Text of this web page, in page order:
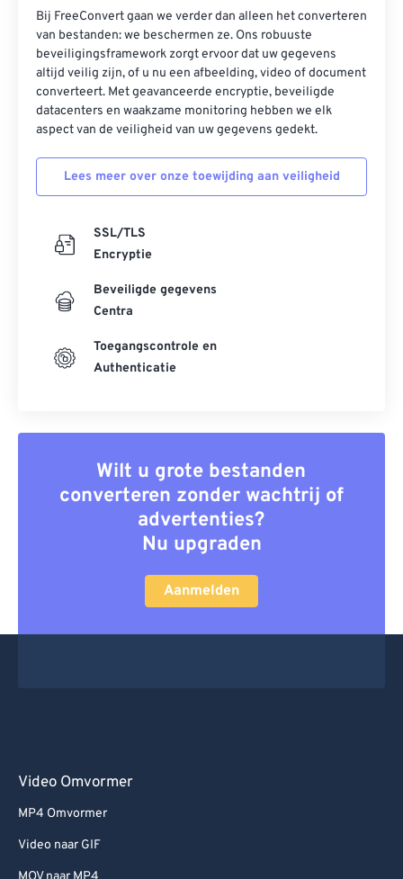
Bij FreeConvert gaan we verder dan alleen het converteren
van bestanden: we beschermen ze. Ons robuuste
beveiligingsframework zorgt ervoor dat uw gegevens
altijd veilig zijn, of u nu een afbeelding, video of document
converteert. Met geavanceerde encryptie, beveiligde
datacenters en waakzame monitoring hebben we elk
aspect van de veiligheid van uw gegevens gedekt.
Lees meer over onze toewijding aan veiligheid
SSL/TLS
Encryptie
Beveiligde gegevens
Centra
Toegangscontrole en
Authenticatie
Wilt u grote bestanden
converteren zonder wachtrij of
advertenties?
Nu upgraden
Aanmelden
Video Omvormer
MP4 Omvormer
Video naar GIF